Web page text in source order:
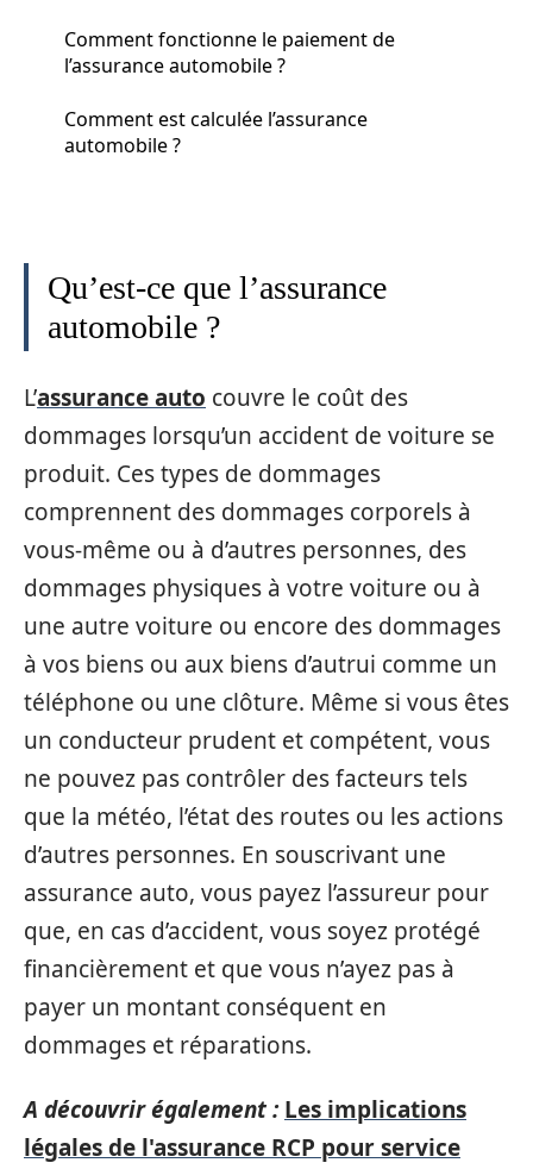
Comment fonctionne le paiement de
l’assurance automobile ?
Comment est calculée l’assurance
automobile ?
Qu’est-ce que l’assurance
automobile ?
L’assurance auto couvre le coût des
dommages lorsqu’un accident de voiture se
produit. Ces types de dommages
comprennent des dommages corporels à
vous-même ou à d’autres personnes, des
dommages physiques à votre voiture ou à
une autre voiture ou encore des dommages
à vos biens ou aux biens d’autrui comme un
téléphone ou une clôture. Même si vous êtes
un conducteur prudent et compétent, vous
ne pouvez pas contrôler des facteurs tels
que la météo, l’état des routes ou les actions
d’autres personnes. En souscrivant une
assurance auto, vous payez l’assureur pour
que, en cas d’accident, vous soyez protégé
financièrement et que vous n’ayez pas à
payer un montant conséquent en
dommages et réparations.
A découvrir également : Les implications
légales de l'assurance RCP pour service